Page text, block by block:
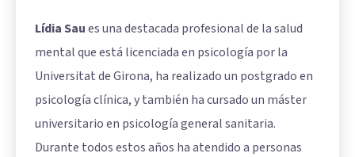
Lídia Saues una destacada profesional de la salud
mental que está licenciada en psicología por la
Universitat de Girona, ha realizado un postgrado en
psicología clínica, y también ha cursado un máster
universitario en psicología general sanitaria.
Durante todos estos años ha atendido a personas